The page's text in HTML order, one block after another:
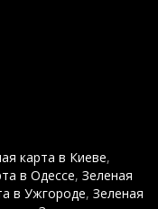
карта в Киеве,
в Одессе, Зеленая
в Ужгороде, Зеленая